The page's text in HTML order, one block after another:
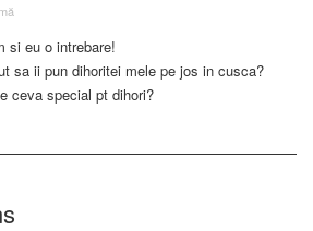
si eu o intrebare!
sa ii pun dihoritei mele pe jos in cusca?
ceva special pt dihori?